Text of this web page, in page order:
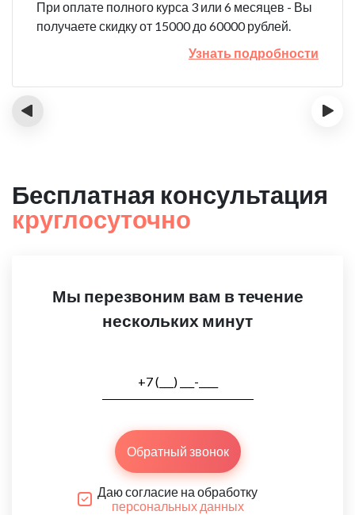
При оплате полного курса 3 или 6 месяцев - Вы
получаете скидку от 15000 до 60000 рублей.
Узнать подробности
‹ ›
Бесплатная консультация
круглосуточно
Мы перезвоним вам в течение
нескольких минут
Обратный звонок
Даю согласие на обработку
персональных данных